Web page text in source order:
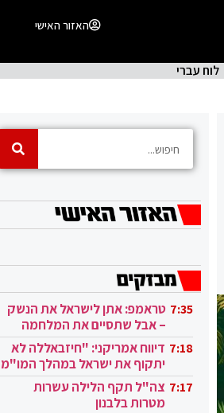
האזור האישי
לוח עברי
7:35 טראמפ: אתן לישראל את הנשק
– אבל שתסיים את המלחמה
בעזה 7:18 דיווח אמריקני: "חיזבאללה לא
יתקוף את ישראל במהלך המו"מ
בקטאר" 7:17 צה"ל תקף הלילה עשרות
מטרות בלבנון